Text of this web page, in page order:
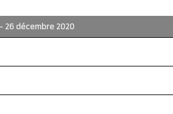
26 décembre 2020